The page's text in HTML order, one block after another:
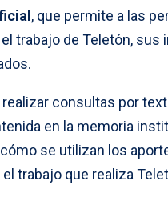
, que permite a las
trabajo de Teletón, sus
consultas por
en la memoria
se utilizan los
trabajo que realiza